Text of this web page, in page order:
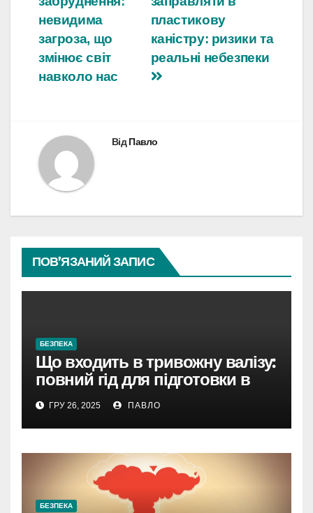
записів
пластикову
каністру: ризики та
реальні небезпеки
невидима
загроза, що
змінює світ
навколо нас
ВідПавло
ПОВ’ЯЗАНИЙ ЗАПИС
БЕЗПЕКА
Що входить в тривожну валізу:
повний гід для підготовки в
Україні 2025
ГРУ 26, 2025 ПАВЛО
БЕЗПЕКА